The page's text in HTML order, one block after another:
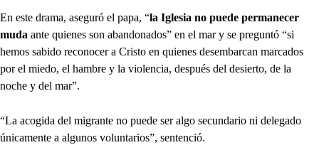
En este drama, aseguró el papa, “la Iglesia no puede permanecer
muda ante quienes son abandonados” en el mar y se preguntó “si
hemos sabido reconocer a Cristo en quienes desembarcan marcados
por el miedo, el hambre y la violencia, después del desierto, de la
noche y del mar”.
“La acogida del migrante no puede ser algo secundario ni delegado
únicamente a algunos voluntarios”, sentenció.